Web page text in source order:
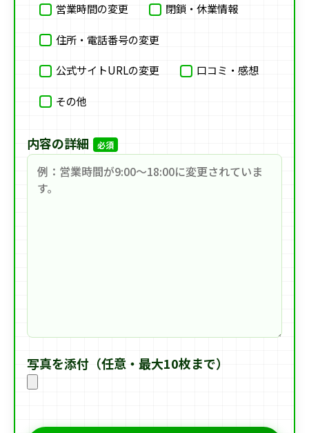
営業時間の変更 閉鎖・休業情報
住所・電話番号の変更
公式サイトURLの変更 口コミ・感想
その他
内容の詳細 必須
写真を添付（任意・最大10枚まで）